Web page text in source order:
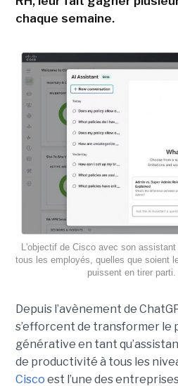
chaque semaine.
L'objectif de Cisco avec son
tous les employés, quelles que soient
puissent en tirer
Depuis l’avènement de
s’efforcent de transformer le
générative en tant
de productivité à tous les
Cisco est l’une des